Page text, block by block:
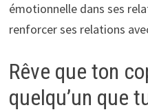
émotionnelle dans ses
renforcer ses relations
Rêve que ton
quelqu’un que